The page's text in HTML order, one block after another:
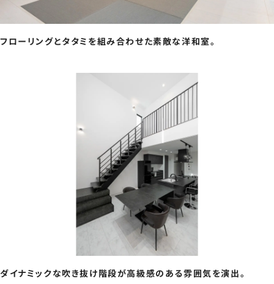
フローリングとタタミを組み合わせた素敵な洋和室。
ダイナミックな吹き抜け階段が高級感のある雰囲気を演出。